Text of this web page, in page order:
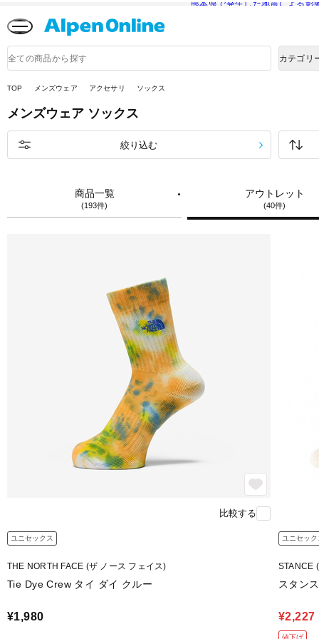
熊本県で発生した地震による影
品
検
カテゴリ
TOP メンズウェア アクセサリ ソックス
メンズウェア ソックス
商品一覧
(193件)
アウトレット
(40件)
絞り込む
比較する
ユニセックス
THE NORTH FACE (ザ ノース フェイス)
Tie Dye Crew タイ ダイ クルー
¥1,980
ユニセック
STANCE
スタン
¥2,227
値下げ